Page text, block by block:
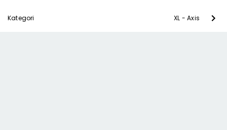
Kategori XL - Axis